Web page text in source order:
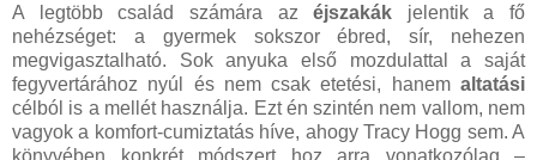
A legtöbb család számára azéjszakák jelentik a fő
nehézséget: a gyermek sokszor ébred, sír, nehezen
megvigasztalható. Sok anyuka első mozdulattal a saját
fegyvertárához nyúl és nem csak etetési, hanem altatási
célból is a mellét használja. Ezt én szintén nem vallom, nem
vagyok a komfort-cumiztatás híve, ahogy Tracy Hogg sem. A
könyvében konkrét módszert hoz arra vonatkozólag –